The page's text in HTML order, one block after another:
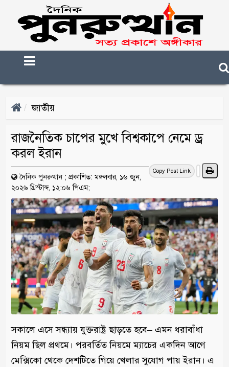
জাতীয়
রাজনৈতিক চাপের মুখে বিশ্বকাপে নেমে ড্র
করল ইরান
Copy Post Link
দৈনিক পুনরুত্থান ; প্রকাশিত: মঙ্গলবার, ১৬ জুন,
২০২৬ খ্রিস্টাব্দ, ১২:০৬ পিএম;
সকালে এসে সন্ধ্যায় যুক্তরাষ্ট্র ছাড়তে হবে– এমন ধরাবাঁধা
নিয়ম ছিল প্রথমে। পরবর্তিত নিয়মে ম্যাচের একদিন আগে
মেক্সিকো থেকে দেশটিতে গিয়ে খেলার সুযোগ পায় ইরান। এ